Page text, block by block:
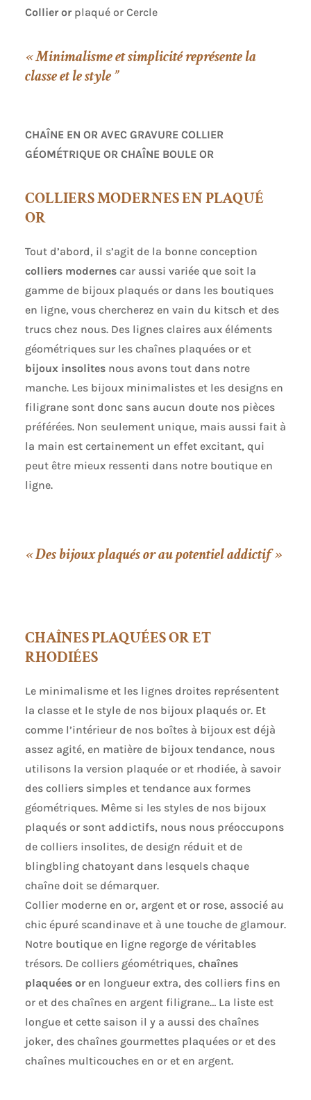
Collier orplaqué or Cercle
« Minimalisme et simplicitéreprésente la
classe et le style ”
CHAÎNE EN OR AVEC GRAVURE COLLIER
GÉOMÉTRIQUE OR CHAÎNE BOULE OR
COLLIERS MODERNES EN PLAQUÉ
OR
Tout d’abord, il s’agit de la bonne conception
colliers modernescar aussi variée que soit la
gamme de bijoux plaqués or dans les boutiques
en ligne, vous chercherez en vain du kitsch et des
trucs chez nous. Des lignes claires aux éléments
géométriques sur les chaînes plaquées or et
bijoux insolitesnous avons tout dans notre
manche. Les bijoux minimalistes et les designs en
filigrane sont donc sans aucun doute nos pièces
préférées. Non seulement unique, mais aussi fait à
la main est certainement un effet excitant, qui
peut être mieux ressenti dans notre boutique en
ligne.
« Des bijoux plaqués or au potentiel addictif »
CHAÎNES PLAQUÉES OR ET
RHODIÉES
Le minimalisme et les lignes droites représentent
la classe et le style de nos bijoux plaqués or. Et
comme l’intérieur de nos boîtes à bijoux est déjà
assez agité, en matière de bijoux tendance, nous
utilisons la version plaquée or et rhodiée, à savoir
des colliers simples et tendance aux formes
géométriques. Même si les styles de nos bijoux
plaqués or sont addictifs, nous nous préoccupons
de colliers insolites, de design réduit et de
blingbling chatoyant dans lesquels chaque
chaîne doit se démarquer.
Collier moderne en or, argent et or rose, associé au
chic épuré scandinave et à une touche de glamour.
Notre boutique en ligne regorge de véritables
trésors. De colliers géométriques, chaînes
plaquées oren longueur extra, des colliers fins en
or et des chaînes en argent filigrane… La liste est
longue et cette saison il y a aussi des chaînes
joker, des chaînes gourmettes plaquées or et des
chaînes multicouches en or et en argent.